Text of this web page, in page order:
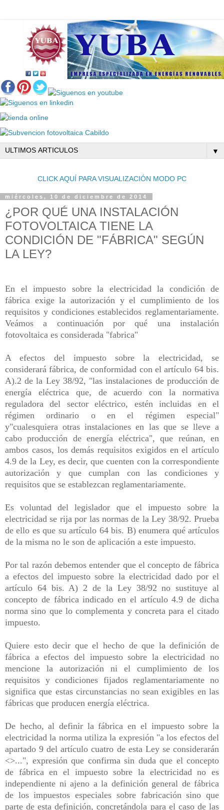
▼
CLICK AQUÍ PARA VISUALIZACIÓN MODO PC
miércoles, 10 de diciembre de 2014
¿POR QUÉ UNA INSTALACIÓN
FOTOVOLTAICA TIENE LA
CONDICIÓN DE "FÁBRICA" SEGÚN
LA LEY?
En el impuesto sobre la electricidad la condición de
fábrica exige la autorización y el cumplimiento de los
requisitos y condiciones establecidos reglamentariamente.
Veámos a continuación por qué una instalación
fotovoltaica es considerada "fabrica"
A efectos del impuesto sobre la electricidad, se
considerará fábrica, de conformidad con el artículo 64 bis.
A).2 de la Ley 38/92, "las instalaciones de producción de
energía eléctrica que, de acuerdo con la normativa
reguladora del sector eléctrico, estén incluidas en el
régimen ordinario o en el régimen especial"
y"cualesquiera otras instalaciones en las que se lleve a
cabo producción de energía eléctrica", que reúnan, en
ambos casos, los demás requisitos exigidos en el artículo
4.9 de la Ley, es decir, que cuenten con la correspondiente
autorización y que cumplan con las condiciones y
requisitos que se establezcan reglamentariamente.
Es voluntad del legislador que el impuesto sobre la
electricidad se rija por las normas de la Ley 38/92. Prueba
de ello es que su artículo 64 bis. B) enumera qué artículos
de la misma no le son de aplicación a este impuesto.
Por tal razón debemos entender que el concepto de fábrica
a efectos del impuesto sobre la electricidad dado por el
artículo 64 bis. A) 2 de la Ley 38/92 no sustituye al
concepto de fábrica indicado en el artículo 4.9 de dicha
norma sino que lo complementa y concreta para el citado
impuesto.
Quiere esto decir que el hecho de que la definición de
fábrica a efectos del impuesto sobre la electricidad no
mencione la autorización ni el cumplimiento de los
requisitos y condiciones fijados reglamentariamente no
significa que estas circunstancias no sean exigibles en las
fábricas que producen energía eléctrica.
De hecho, al definir la fábrica en el impuesto sobre la
electricidad la norma utiliza la expresión "a los efectos del
apartado 9 del artículo cuatro de esta Ley se considerarán
<>...", expresión que confirma sin duda que el concepto
de fábrica en el impuesto sobre la electricidad no es
independiente ni ajeno a la definición general de fábrica
de los impuestos especiales sobre fabricación sino que
parte de esta definición, concretándola para el caso de las